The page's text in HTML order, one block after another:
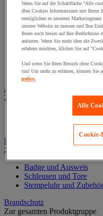
Abfüllständer für Fässer
Auffangwanne
Labortablett
Lager Container für
Lagerbox und Depot
Lagerkabine für
Mobile Auffangwannen
Sicherheitsboden
Aufprallschutz
Zur gesamten Produktgruppe
Eckleisten und Profile
Schutzschienen,
Badge, Einlasskontrolle und
Zur gesamten Produktgruppe
Badge und Ausweis
Schleusen und Tore
Stempeluhr und Zubehör
Brandschutz
Zur gesamten Produktgruppe
Wenn Sie auf die Schaltfläche "Alle
über Cookies Informationen mit Ihrem
ermöglichen es unserem
unserer Website zu messen und Ihre
Ihnen noch besser auf Ihre Bedürfnisse
anbieten. Wenn Sie mehr über die
erfahren möchten, klicken Sie auf
Und wenn Sie Ihren Besuch ohne
tun! Um mehr zu erfahren, können Sie
policy.
Alle
Cookie-